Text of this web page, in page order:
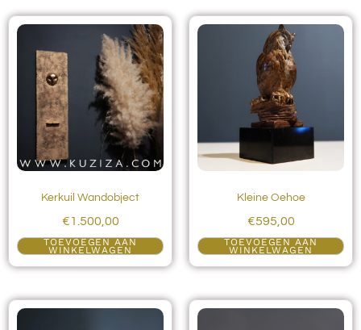
Kerkuil Wandobject
€1.500,00
TOEVOEGEN AAN
WINKELWAGEN
Kleine Oehoe
€595,00
TOEVOEGEN AAN
WINKELWAGEN